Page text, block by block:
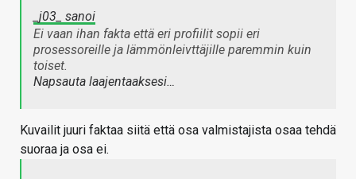
_j03_ sanoi
Ei vaan ihan fakta että eri profiilit sopii eri
prosessoreille ja lämmönleivttäjille paremmin kuin
toiset.
Napsauta laajentaaksesi…
Kuvailit juuri faktaa siitä että osa valmistajista osaa tehdä
suoraa ja osa ei.